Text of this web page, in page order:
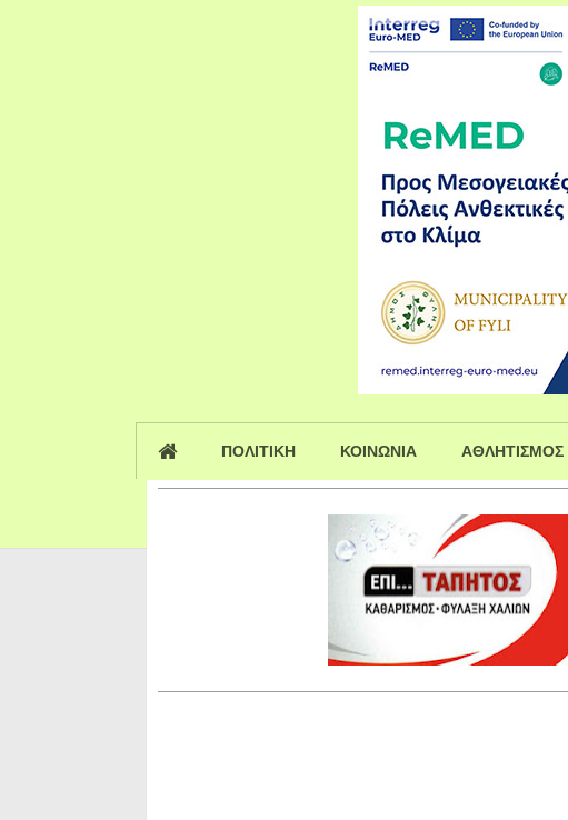
ΠΟΛΙΤΙΚΗ ΚΟΙΝΩΝΙΑ ΑΘΛΗΤΙΣΜΟΣ